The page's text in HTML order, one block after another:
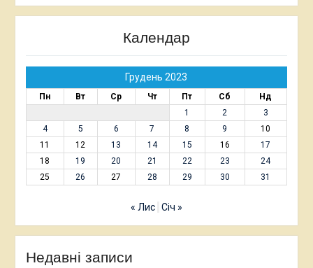
Календар
Грудень 2023
Пн Вт Ср Чт Пт Сб
Нд
1
2
3
4
5 6 7 8 9
10
11
12 13 14 15 16
17
18
19 20 21 22 23
24
25
26 27 28 29 30 31
« Лис Січ »
Недавні записи